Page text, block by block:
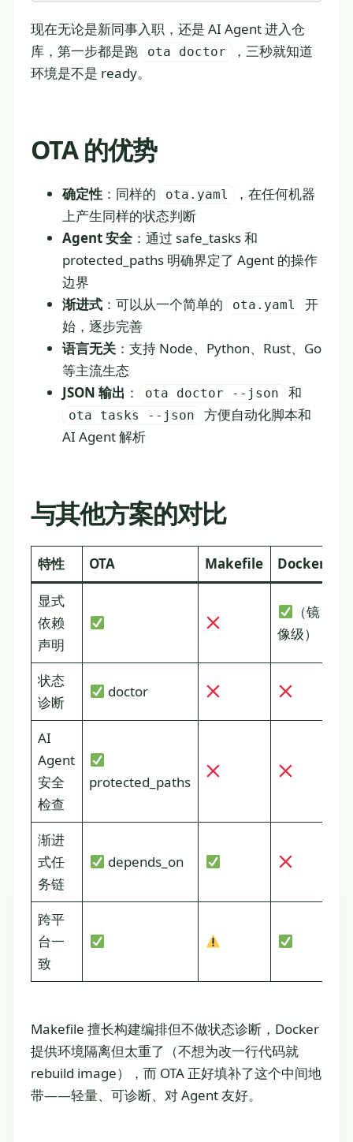
现在无论是新同事入职，还是 AI Agent 进入仓
库，第一步都是跑
ota doctor
，三秒就知道
环境是不是 ready。
OTA 的优势
确定性 ：同样的 ota.yaml
，在任何机器
上产生同样的状态判断
Agent 安全：通过 safe_tasks 和
protected_paths 明确界定了 Agent 的操作
边界
渐进式 ：可以从一个简单的 ota.yaml
开
始，逐步完善
语言无关 ：支持 Node、Python、Rust、Go
等主流生态
JSON 输出 ： ota doctor --json 和
ota tasks --json
方便自动化脚本和
AI Agent 解析
与其他方案的对比
特性 OTA Makefile Docker
显式
依赖
声明
（镜
像级）
状态
诊断
doctor
AI
Agent
安全
检查
protected_paths
渐进
式任
务链
depends_on
跨平
台一
致
Makefile 擅长构建编排但不做状态诊断，Docker
提供环境隔离但太重了（不想为改一行代码就
rebuild image），而 OTA 正好填补了这个中间地
带——轻量、可诊断、对 Agent 友好。